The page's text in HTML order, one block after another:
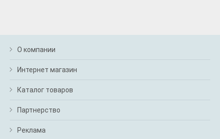
О компании
Интернет магазин
Каталог товаров
Партнерство
Реклама